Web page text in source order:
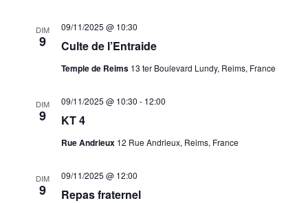
DIM
9 Culte de l’Entraide
09/11/2025 @ 10:30
Temple de Reims 13 ter Boulevard Lundy, Reims, France
DIM
9 KT 4
09/11/2025 @ 10:30 - 12:00
Rue Andrieux 12 Rue Andrieux, Reims, France
DIM
9 Repas fraternel
09/11/2025 @ 12:00